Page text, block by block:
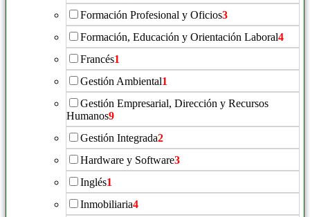
Formación Profesional y Oficios3
Formación, Educación y Orientación Laboral4
Francés1
Gestión Ambiental1
Gestión Empresarial, Dirección y Recursos
Humanos9
Gestión Integrada2
Hardware y Software3
Inglés1
Inmobiliaria4